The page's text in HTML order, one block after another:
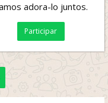
adora-lo juntos.
Participar